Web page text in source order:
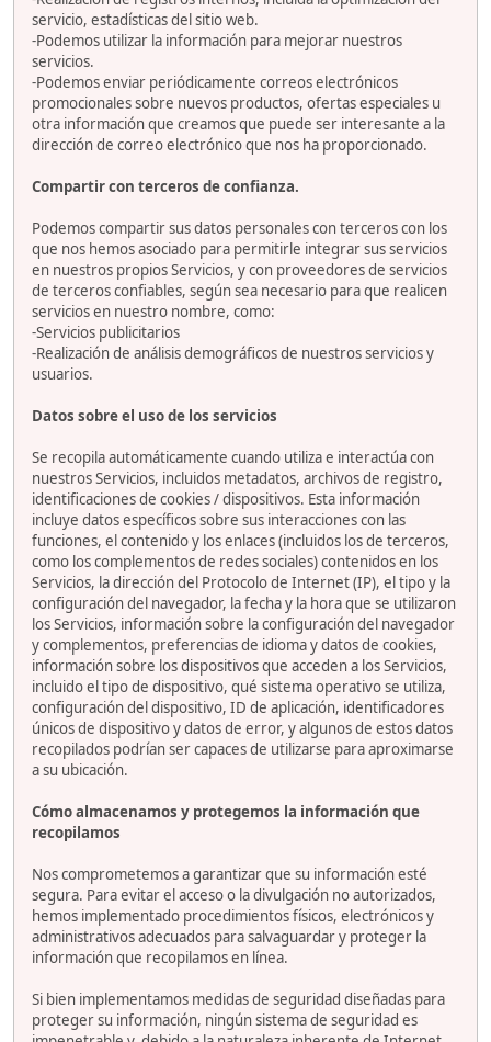
servicio, estadísticas del sitio web.
-Podemos utilizar la información para mejorar nuestros
servicios.
-Podemos enviar periódicamente correos electrónicos
promocionales sobre nuevos productos, ofertas especiales u
otra información que creamos que puede ser interesante a la
dirección de correo electrónico que nos ha proporcionado.
Compartir con terceros de confianza.
Podemos compartir sus datos personales con terceros con los
que nos hemos asociado para permitirle integrar sus servicios
en nuestros propios Servicios, y con proveedores de servicios
de terceros confiables, según sea necesario para que realicen
servicios en nuestro nombre, como:
-Servicios publicitarios
-Realización de análisis demográficos de nuestros servicios y
usuarios.
Datos sobre el uso de los servicios
Se recopila automáticamente cuando utiliza e interactúa con
nuestros Servicios, incluidos metadatos, archivos de registro,
identificaciones de cookies / dispositivos. Esta información
incluye datos específicos sobre sus interacciones con las
funciones, el contenido y los enlaces (incluidos los de terceros,
como los complementos de redes sociales) contenidos en los
Servicios, la dirección del Protocolo de Internet (IP), el tipo y la
configuración del navegador, la fecha y la hora que se utilizaron
los Servicios, información sobre la configuración del navegador
y complementos, preferencias de idioma y datos de cookies,
información sobre los dispositivos que acceden a los Servicios,
incluido el tipo de dispositivo, qué sistema operativo se utiliza,
configuración del dispositivo, ID de aplicación, identificadores
únicos de dispositivo y datos de error, y algunos de estos datos
recopilados podrían ser capaces de utilizarse para aproximarse
a su ubicación.
Cómo almacenamos y protegemos la información que
recopilamos
Nos comprometemos a garantizar que su información esté
segura. Para evitar el acceso o la divulgación no autorizados,
hemos implementado procedimientos físicos, electrónicos y
administrativos adecuados para salvaguardar y proteger la
información que recopilamos en línea.
Si bien implementamos medidas de seguridad diseñadas para
proteger su información, ningún sistema de seguridad es